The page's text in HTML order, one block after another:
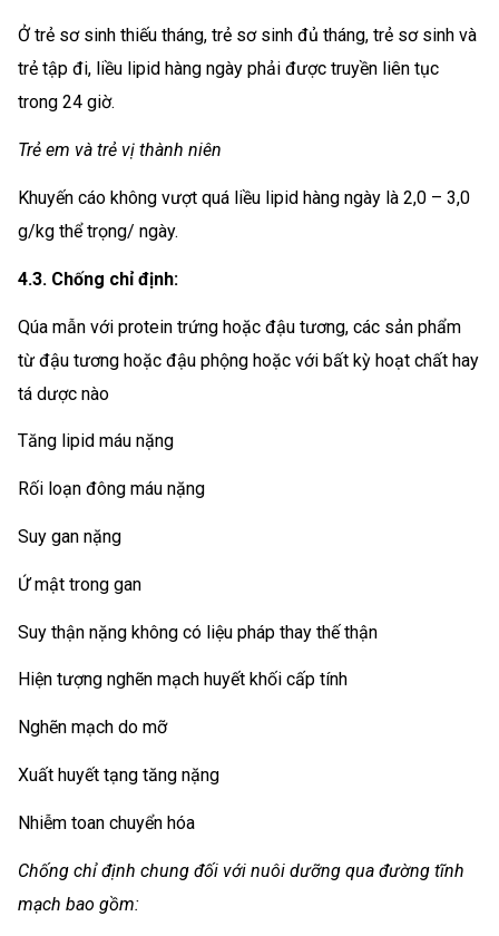
Ở trẻ sơ sinh thiếu tháng, trẻ sơ sinh đủ tháng, trẻ sơ sinh và
trẻ tập đi, liều lipid hàng ngày phải được truyền liên tục
trong 24 giờ.
Trẻ em và trẻ vị thành niên
Khuyến cáo không vượt quá liều lipid hàng ngày là 2,0 – 3,0
g/kg thể trọng/ ngày.
4.3. Chống chỉ định:
Qúa mẫn với protein trứng hoặc đậu tương, các sản phẩm
từ đậu tương hoặc đậu phộng hoặc với bất kỳ hoạt chất hay
tá dược nào
Tăng lipid máu nặng
Rối loạn đông máu nặng
Suy gan nặng
Ứ mật trong gan
Suy thận nặng không có liệu pháp thay thế thận
Hiện tượng nghẽn mạch huyết khối cấp tính
Nghẽn mạch do mỡ
Xuất huyết tạng tăng nặng
Nhiễm toan chuyển hóa
Chống chỉ định chung đối với nuôi dưỡng qua đường tĩnh
mạch bao gồm: